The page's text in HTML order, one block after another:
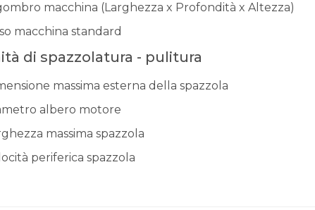
macchina (Larghezza x Profondità x Altezza)
macchina standard
di spazzolatura - pulitura
massima esterna della spazzola
albero motore
massima spazzola
periferica spazzola